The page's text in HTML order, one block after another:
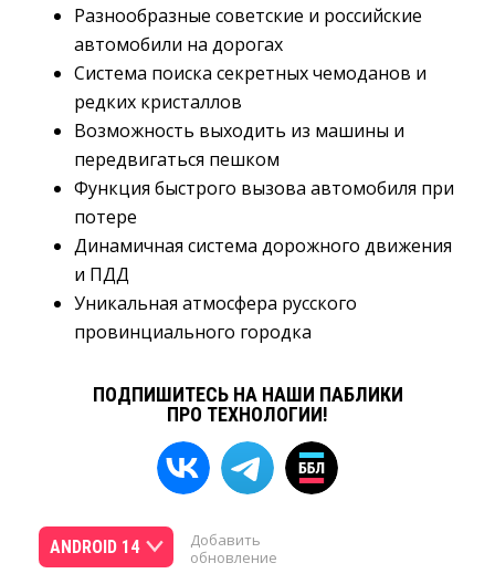
Разнообразные советские и российские
автомобили на дорогах
Система поиска секретных чемоданов и
редких кристаллов
Возможность выходить из машины и
передвигаться пешком
Функция быстрого вызова автомобиля при
потере
Динамичная система дорожного движения
и ПДД
Уникальная атмосфера русского
провинциального городка
ПОДПИШИТЕСЬ НА НАШИ ПАБЛИКИ
ПРО ТЕХНОЛОГИИ!
ANDROID 14
Добавить
обновление